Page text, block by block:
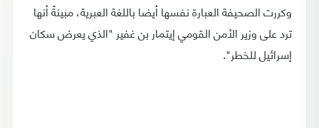
وكررت الصحيفة العبارة نفسها أيضا باللغة العبرية، مبينةً أنها
ترد على وزير الأمن القومي إيتمار بن غفير "الذي يعرض سكان
إسرائيل للخطر".